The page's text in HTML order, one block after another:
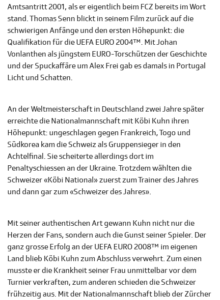
Amtsantritt 2001, als er eigentlich beim FCZ bereits im Wort
stand. Thomas Senn blickt in seinem Film zurück auf die
schwierigen Anfänge und den ersten Höhepunkt: die
Qualifikation für die UEFA EURO 2004™. Mit Johan
Vonlanthen als jüngstem EURO-Torschützen der Geschichte
und der Spuckaffäre um Alex Frei gab es damals in Portugal
Licht und Schatten.
An der Weltmeisterschaft in Deutschland zwei Jahre später
erreichte die Nationalmannschaft mit Köbi Kuhn ihren
Höhepunkt: ungeschlagen gegen Frankreich, Togo und
Südkorea kam die Schweiz als Gruppensieger in den
Achtelfinal. Sie scheiterte allerdings dort im
Penaltyschiessen an der Ukraine. Trotzdem wählten die
Schweizer «Köbi National» zuerst zum Trainer des Jahres
und dann gar zum «Schweizer des Jahres».
Mit seiner authentischen Art gewann Kuhn nicht nur die
Herzen der Fans, sondern auch die Gunst seiner Spieler. Der
ganz grosse Erfolg an der UEFA EURO 2008™ im eigenen
Land blieb Köbi Kuhn zum Abschluss verwehrt. Zum einen
musste er die Krankheit seiner Frau unmittelbar vor dem
Turnier verkraften, zum anderen schieden die Schweizer
frühzeitig aus. Mit der Nationalmannschaft blieb der Zürcher